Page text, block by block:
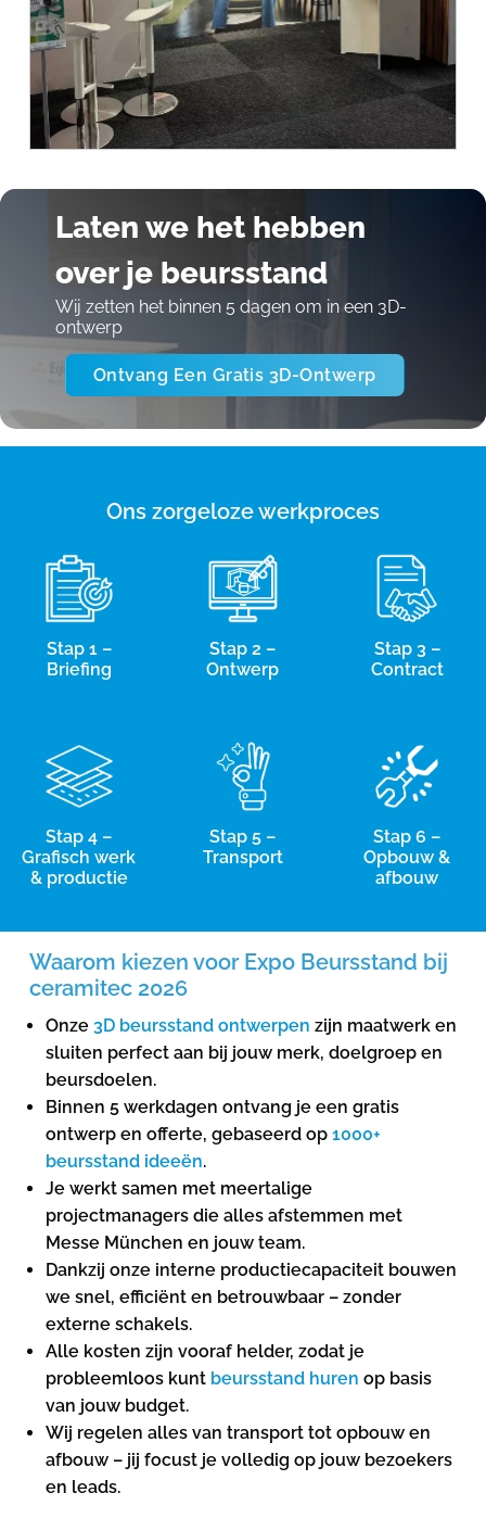
Laten we het hebben
over je beursstand
Wij zetten het binnen 5 dagen om in een 3D-
ontwerp
Ontvang Een Gratis 3D-Ontwerp
Ons zorgeloze werkproces
Stap 1 –
Briefing
Stap 2 –
Ontwerp
Stap 3 –
Contract
Stap 4 –
Grafisch werk
& productie
Stap 5 –
Transport
Stap 6 –
Opbouw &
afbouw
Waarom kiezen voor Expo Beursstand bij
ceramitec 2026
Onze 3D beursstand ontwerpen zijn maatwerk en
sluiten perfect aan bij jouw merk, doelgroep en
beursdoelen.
Binnen 5 werkdagen ontvang je een gratis
ontwerp en offerte, gebaseerd op 1000+
beursstand ideeën.
Je werkt samen met meertalige
projectmanagers die alles afstemmen met
Messe München en jouw team.
Dankzij onze interne productiecapaciteit bouwen
we snel, efficiënt en betrouwbaar – zonder
externe schakels.
Alle kosten zijn vooraf helder, zodat je
probleemloos kunt beursstand huren op basis
van jouw budget.
Wij regelen alles van transport tot opbouw en
afbouw – jij focust je volledig op jouw bezoekers
en leads.